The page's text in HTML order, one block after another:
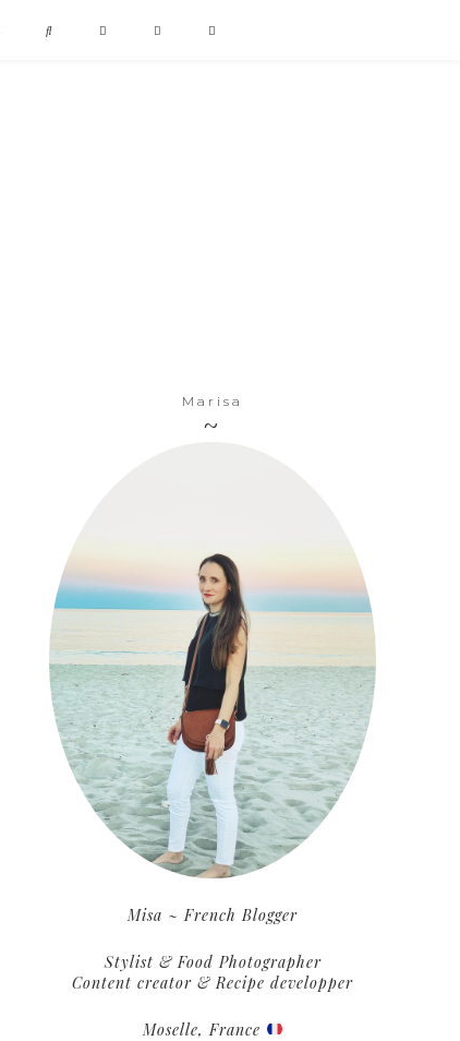
Marisa
Misa ~ French Blogger
Stylist & Food Photographer
Content creator & Recipe developper
Moselle, France